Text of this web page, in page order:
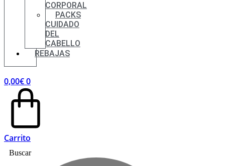
CORPORAL
PACKS
CUIDADO
DEL
CABELLO
REBAJAS
0,00€0
Carrito
Buscar